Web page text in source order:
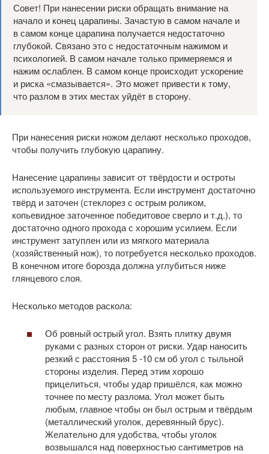
Совет! При нанесении риски обращать внимание на
начало и конец царапины. Зачастую в самом начале и
в самом конце царапина получается недостаточно
глубокой. Связано это с недостаточным нажимом и
психологией. В самом начале только примеряемся и
нажим ослаблен. В самом конце происходит ускорение
и риска «смазывается». Это может привести к тому,
что разлом в этих местах уйдёт в сторону.
При нанесения риски ножом делают несколько проходов,
чтобы получить глубокую царапину.
Нанесение царапины зависит от твёрдости и остроты
используемого инструмента. Если инструмент достаточно
твёрд и заточен (стеклорез с острым роликом,
копьевидное заточенное победитовое сверло и т.д.), то
достаточно одного прохода с хорошим усилием. Если
инструмент затуплен или из мягкого материала
(хозяйственный нож), то потребуется несколько проходов.
В конечном итоге борозда должна углубиться ниже
глянцевого слоя.
Несколько методов раскола:
Об ровный острый угол. Взять плитку двумя
руками с разных сторон от риски. Удар наносить
резкий с расстояния 5 -10 см об угол с тыльной
стороны изделия. Перед этим хорошо
прицелиться, чтобы удар пришёлся, как можно
точнее по месту разлома. Угол может быть
любым, главное чтобы он был острым и твёрдым
(металлический уголок, деревянный брус).
Желательно для удобства, чтобы уголок
возвышался над поверхностью сантиметров на